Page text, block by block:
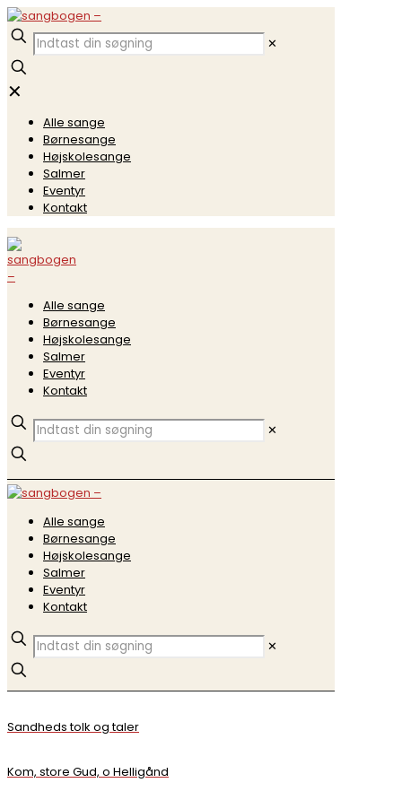
✕
✕
Alle sange
Børnesange
Højskolesange
Salmer
Eventyr
Kontakt
Alle sange
Børnesange
Højskolesange
Salmer
Eventyr
Kontakt
✕
Alle sange
Børnesange
Højskolesange
Salmer
Eventyr
Kontakt
✕
Sandheds tolk og taler
Kom, store Gud, o Helligånd